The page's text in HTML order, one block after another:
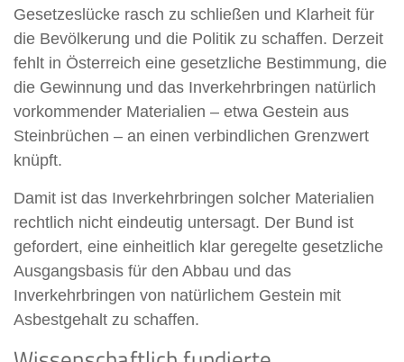
Gesetzeslücke rasch zu schließen und Klarheit für
die Bevölkerung und die Politik zu schaffen. Derzeit
fehlt in Österreich eine gesetzliche Bestimmung, die
die Gewinnung und das Inverkehrbringen natürlich
vorkommender Materialien – etwa Gestein aus
Steinbrüchen – an einen verbindlichen Grenzwert
knüpft.
Damit ist das Inverkehrbringen solcher Materialien
rechtlich nicht eindeutig untersagt. Der Bund ist
gefordert, eine einheitlich klar geregelte gesetzliche
Ausgangsbasis für den Abbau und das
Inverkehrbringen von natürlichem Gestein mit
Asbestgehalt zu schaffen.